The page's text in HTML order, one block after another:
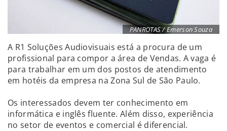
PANROTAS / Emerson Souza
A R1 Soluções Audiovisuais está a procura de um
profissional para compor a área de Vendas. A vaga é
para trabalhar em um dos postos de atendimento
em hotéis da empresa na Zona Sul de São Paulo.
Os interessados devem ter conhecimento em
informática e inglês fluente. Além disso, experiência
no setor de eventos e comercial é diferencial.